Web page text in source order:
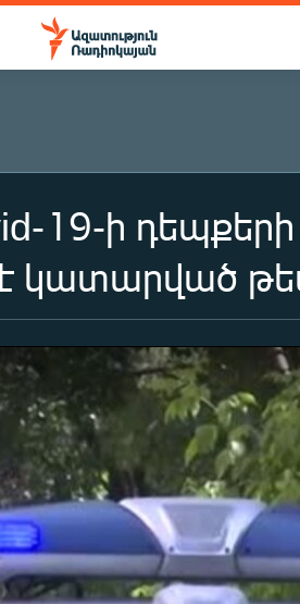
19-ի
կատարված